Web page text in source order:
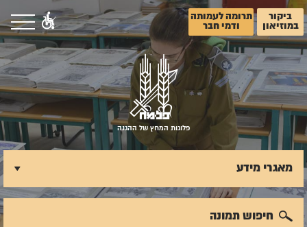
ביקור
במוזיאון
תרומה לעמותה
ודמי חבר
פלוגות המחץ של ההגנה
מאגרי מידע
חיפוש תמונה